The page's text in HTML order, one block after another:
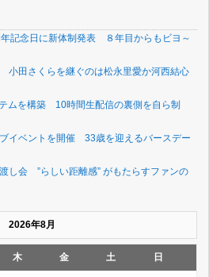
記念日に新体制発表 ８年目からもビヨ～
小田さくらを継ぐのは松永里愛か河西結心
ムを構築 10時間生配信の裏側を自ら制
イベントを開催 33歳を迎えるバースデー
し会 ”らしい距離感” がもたらすファンの
2026年8月
木 金 土 日